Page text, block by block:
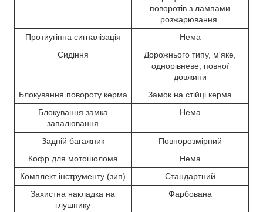
поворотів з лампами
розжарювання.
Протиугінна сигналізація
Нема
Сидіння
Дорожнього типу, м'яке,
однорівневе, повної
довжини
Блокування повороту керма
Замок на стійці керма
Блокування замка
запалювання
Нема
Задній багажник
Повнорозмірний
Кофр для мотошолома
Нема
Комплект інструменту (зип)
Стандартний
Захистна накладка на
глушнику
Фарбована